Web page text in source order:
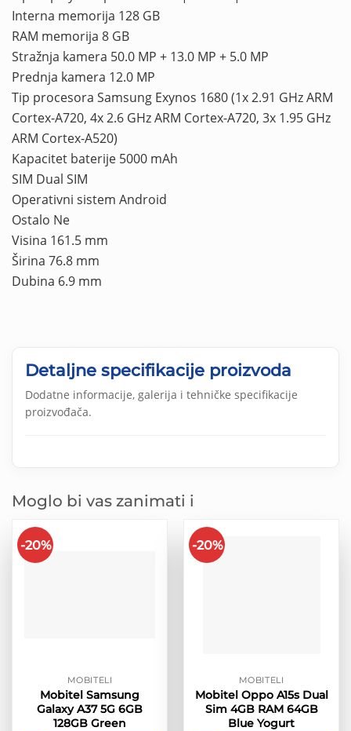
Interna memorija 128 GB
RAM memorija 8 GB
Stražnja kamera 50.0 MP + 13.0 MP + 5.0 MP
Prednja kamera 12.0 MP
Tip procesora Samsung Exynos 1680 (1x 2.91 GHz ARM
Cortex-A720, 4x 2.6 GHz ARM Cortex-A720, 3x 1.95 GHz
ARM Cortex-A520)
Kapacitet baterije 5000 mAh
SIM Dual SIM
Operativni sistem Android
Ostalo Ne
Visina 161.5 mm
Širina 76.8 mm
Dubina 6.9 mm
Detaljne specifikacije proizvoda
Dodatne informacije, galerija i tehničke specifikacije
proizvođača.
Moglo bi vas zanimati i
-20%
MOBITELI
Mobitel Samsung
Galaxy A37 5G 6GB
128GB Green
-20%
MOBITELI
Mobitel Oppo A15s Dual
Sim 4GB RAM 64GB
Blue Yogurt